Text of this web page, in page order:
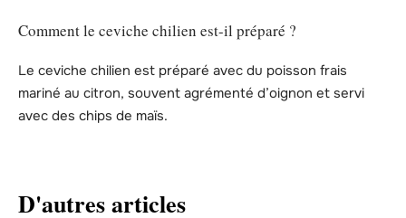
Comment le ceviche chilien est-il préparé ?
Le ceviche chilien est préparé avec du poisson frais
mariné au citron, souvent agrémenté d’oignon et servi
avec des chips de maïs.
D'autres articles